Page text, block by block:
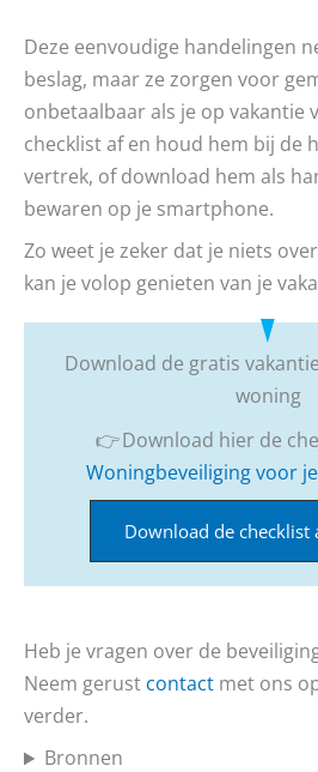
Deze eenvoudige handelingen
beslag, maar ze zorgen voor
onbetaalbaar als je op vakantie
checklist af en houd hem bij de
vertrek, of download hem als
bewaren op je smartphone.
Zo weet je zeker dat je niets
kan je volop genieten van je
Download de gratis
woning
👉 Download hier de
Woningbeveiliging voor
Download de checklist
Heb je vragen over de
Neem gerust contact met ons
verder.
Bronnen